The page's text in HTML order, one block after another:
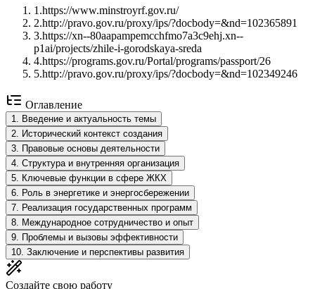
1 .https://www.minstroyrf.gov.ru/
2.http://pravo.gov.ru/proxy/ips/?docbody=&nd=102365891
3.https://xn--80aapampemcchfmo7a3c9ehj.xn--
p1ai/projects/zhile-i-gorodskaya-sreda
4.https://programs.gov.ru/Portal/programs/passport/26
5.http://pravo.gov.ru/proxy/ips/?docbody=&nd=102349246
Оглавление
1
Введение и актуальность темы
2
Исторический контекст создания
3
Правовые основы деятельности
4 Структура и внутренняя организация
5
Ключевые функции в сфере ЖКХ
6
Роль в энергетике и энергосбережении
7
Реализация государственных программ
8
Международное сотрудничество и опыт
9
Проблемы и вызовы эффективности
10 Заключение и перспективы развития
Создайте свою работу